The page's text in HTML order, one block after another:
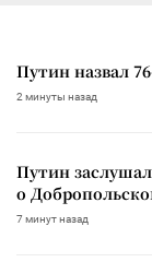
Путин назвал
2 минуты назад
Путин
о
7 минут назад